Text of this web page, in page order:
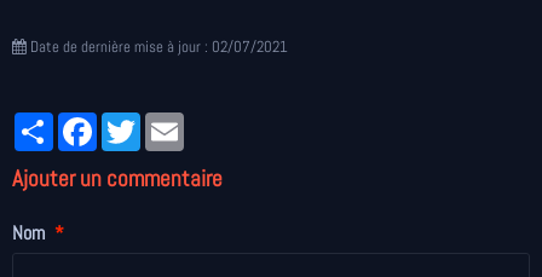
Date de dernière mise à jour : 02/07/2021
PartagerFacebookTwitter
Ajouter un commentaire
Nom